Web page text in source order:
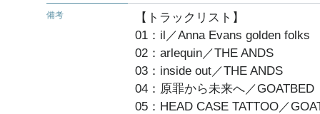
備考
【トラックリスト】
01：il／Anna Evans golden folks
02：arlequin／THE ANDS
03：inside out／THE ANDS
04：原罪から未来へ／GOATBED
05：HEAD CASE TATTOO／